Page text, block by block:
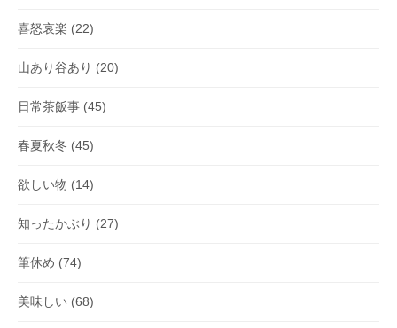
喜怒哀楽 (22)
山あり谷あり (20)
日常茶飯事 (45)
春夏秋冬 (45)
欲しい物 (14)
知ったかぶり (27)
筆休め (74)
美味しい (68)